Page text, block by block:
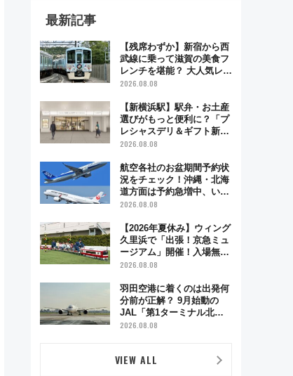
最新記事
【残席わずか】新宿から西
武線に乗って滋賀の美食フ
レンチを堪能？ 大人気レス
トラン列車「52席の至福」
の特別コラボ
2026.08.08
【新横浜駅】駅弁・お土産
選びがもっと便利に？「プ
レシャスデリ＆ギフト新横
浜」がオープン 場所や営
2026.08.08
航空各社のお盆期間予約状
況をチェック！沖縄・北海
道方面は予約急増中、いま
から狙うべき日は？
2026.08.08
【2026年夏休み】ウィング
久里浜で「出張！京急ミュ
ージアム」開催！入場無料
でスタンプラリーや子ども
2026.08.08
羽田空港に着くのは出発何
分前が正解？ 9月始動の
JAL「第1ターミナル北側
サテライト」は徒歩1キロ
2026.08.08
VIEW ALL